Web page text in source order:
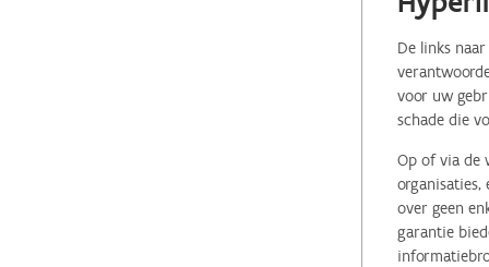
De links
voor uw
schade die
Op of via de
organisaties,
over geen
garantie